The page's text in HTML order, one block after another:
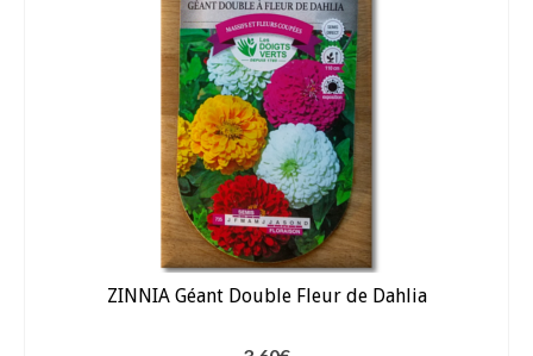
Goutte à goutte
Tuyaux
Outillage
Pots de fleur
Soin des plantes
ZINNIA Géant Double Fleur de Dahlia